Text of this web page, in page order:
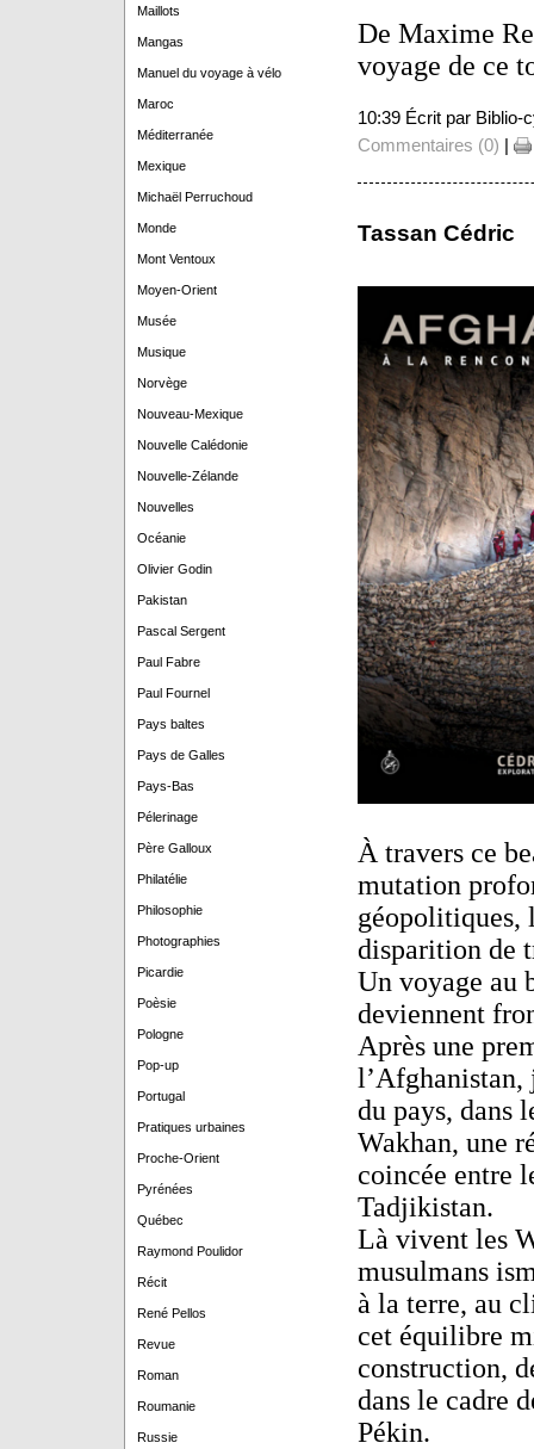
Maillots
Mangas
Manuel du voyage à vélo
Maroc
Méditerranée
Mexique
Michaël Perruchoud
Monde
Mont Ventoux
Moyen-Orient
Musée
Musique
Norvège
Nouveau-Mexique
Nouvelle Calédonie
Nouvelle-Zélande
Nouvelles
Océanie
Olivier Godin
Pakistan
Pascal Sergent
Paul Fabre
Paul Fournel
Pays baltes
Pays de Galles
Pays-Bas
Pélerinage
Père Galloux
Philatélie
Philosophie
Photographies
Picardie
Poèsie
Pologne
Pop-up
Portugal
Pratiques urbaines
Proche-Orient
Pyrénées
Québec
Raymond Poulidor
Récit
René Pellos
Revue
Roman
Roumanie
Russie
De Maxime
voyage de ce
10:39 Écrit par Biblio-
Commentaires (0) |
Tassan Cédric
À travers ce
mutation
géopolitiques,
disparition de
Un voyage au
deviennent
Après une
l’Afghanistan,
du pays, dans
Wakhan, une
coincée entre
Tadjikistan.
Là vivent les
musulmans
à la terre, au
cet équilibre
construction,
dans le cadre
Pékin.